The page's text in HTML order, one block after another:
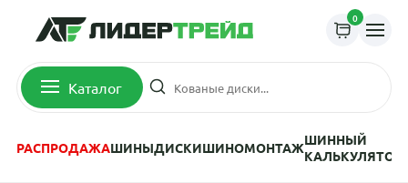
0
Каталог
РАСПРОДАЖАШИНЫДИСКИШИНОМОНТАЖШИННЫЙ
КАЛЬКУЛЯТОР